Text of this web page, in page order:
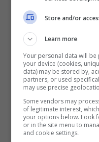
Il tutto fu
successivamente
III, Onorio III e
rafforzato per
movimento cataro
Francia del sud e
movimento
della chiesa e si
Store and/or
Learn more
Your personal data will
your device (cookies,
data) may be stored by,
partners, or used
may use precise
Some vendors may
of legitimate interest,
your options below. Look
or in the site menu to
and cookie settings.